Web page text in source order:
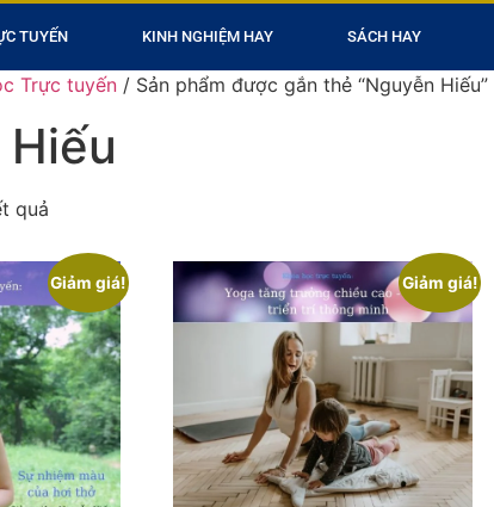
TUYẾN KINH NGHIỆM HAY SÁCH HAY
Trực tuyến / Sản phẩm được gắn thẻ “Nguyễn Hiếu”
quả
Giảm giá! Giảm giá!